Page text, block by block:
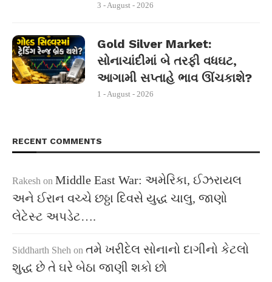
3 - August - 2026
Gold Silver Market:
સોનાચાંદીમાં બે તરફી વધઘટ,
આગામી સપ્તાહે ભાવ ઊંચકાશે?
1 - August - 2026
RECENT COMMENTS
Rakesh on Middle East War: અમેરિકા, ઈઝરાયલ
અને ઈરાન વચ્ચે છઠ્ઠા દિવસે યુદ્ધ ચાલુ, જાણો
લેટેસ્ટ અપડેટ….
Siddharth Sheh on તમે ખરીદેલ સોનાનો દાગીનો કેટલો
શુદ્ધ છે તે ઘરે બેઠા જાણી શકો છો